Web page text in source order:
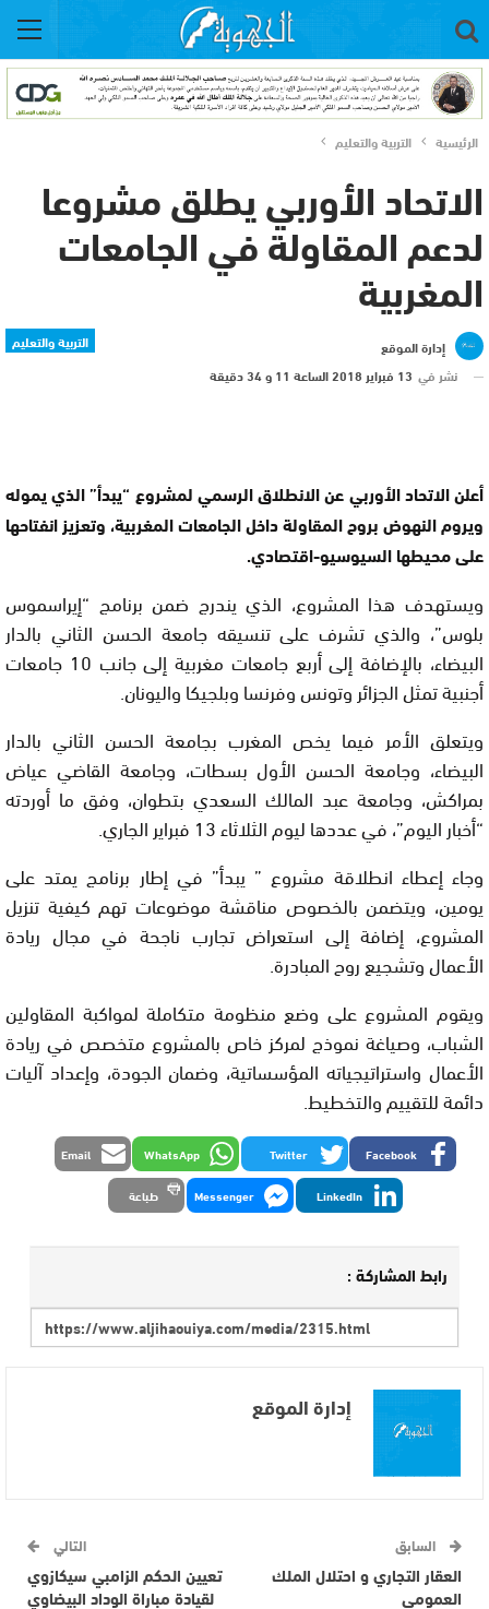
الرئيسية التربية والتعليم
الاتحاد الأوربي يطلق مشروعا
لدعم المقاولة في الجامعات
المغربية
التربية والتعليم
إدارة الموقع
نشر في 13 فبراير 2018 الساعة 11 و 34 دقيقة
أعلن الاتحاد الأوربي عن الانطلاق الرسمي لمشروع “يبدأ” الذي يموله
ويروم النهوض بروح المقاولة داخل الجامعات المغربية، وتعزيز انفتاحها
على محيطها السيوسيو-اقتصادي.
ويستهدف هذا المشروع، الذي يندرج ضمن برنامج “إيراسموس
بلوس”، والذي تشرف على تنسيقه جامعة الحسن الثاني بالدار
البيضاء، بالإضافة إلى أربع جامعات مغربية إلى جانب 10 جامعات
أجنبية تمثل الجزائر وتونس وفرنسا وبلجيكا واليونان.
ويتعلق الأمر فيما يخص المغرب بجامعة الحسن الثاني بالدار
البيضاء، وجامعة الحسن الأول بسطات، وجامعة القاضي عياض
بمراكش، وجامعة عبد المالك السعدي بتطوان، وفق ما أوردته
“أخبار اليوم”، في عددها ليوم الثلاثاء 13 فبراير الجاري.
وجاء إعطاء انطلاقة مشروع ” يبدأ” في إطار برنامج يمتد على
يومين، ويتضمن بالخصوص مناقشة موضوعات تهم كيفية تنزيل
المشروع، إضافة إلى استعراض تجارب ناجحة في مجال ريادة
الأعمال وتشجيع روح المبادرة.
ويقوم المشروع على وضع منظومة متكاملة لمواكبة المقاولين
الشباب، وصياغة نموذج لمركز خاص بالمشروع متخصص في ريادة
الأعمال واستراتيجياته المؤسساتية، وضمان الجودة، وإعداد آليات
دائمة للتقييم والتخطيط.
Facebook
Twitter
WhatsApp
Email
LinkedIn
Messenger طباعة
رابط المشاركة :
إدارة الموقع
السابق
العقار التجاري و احتلال الملك
العمومي
التالي
تعيين الحكم الزامبي سيكازوي
لقيادة مباراة الوداد البيضاوي